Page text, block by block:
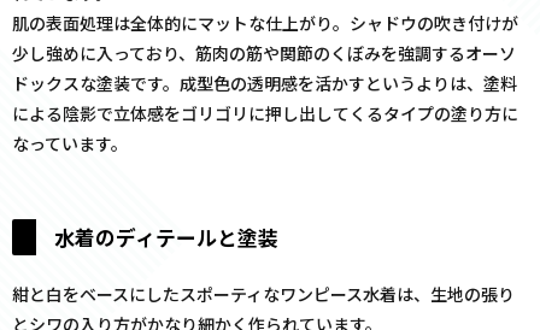
肌の表面処理は全体的にマットな仕上がり。シャドウの吹き付けが
少し強めに入っており、筋肉の筋や関節のくぼみを強調するオーソ
ドックスな塗装です。成型色の透明感を活かすというよりは、塗料
による陰影で立体感をゴリゴリに押し出してくるタイプの塗り方に
なっています。
水着のディテールと塗装
紺と白をベースにしたスポーティなワンピース水着は、生地の張り
とシワの入り方がかなり細かく作られています。